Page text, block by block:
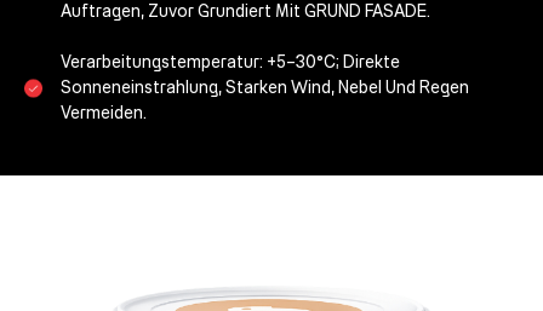
Auftragen, Zuvor Grundiert Mit GRUND FASADE.
Verarbeitungstemperatur: +5–30°C; Direkte
Sonneneinstrahlung, Starken Wind, Nebel Und Regen
Vermeiden.